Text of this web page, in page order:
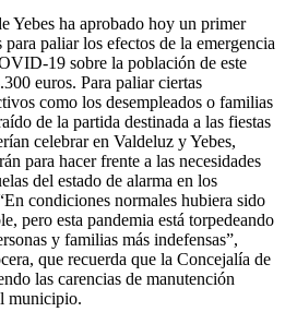
Yebes ha aprobado hoy un primer
paliar los efectos de la emergencia
19 sobre la población de este
euros. Para paliar ciertas
como los desempleados o familias
de la partida destinada a las fiestas
celebrar en Valdeluz y Yebes,
para hacer frente a las necesidades
del estado de alarma en los
condiciones normales hubiera sido
pero esta pandemia está torpedeando
y familias más indefensas”,
que recuerda que la Concejalía de
las carencias de manutención
municipio.